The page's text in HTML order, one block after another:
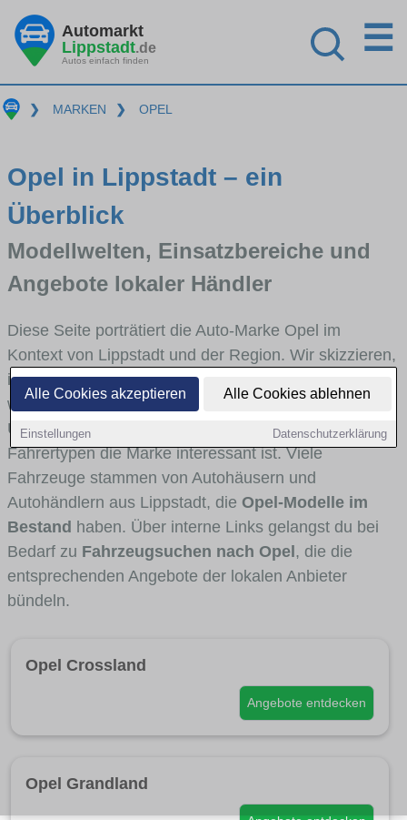
Alle Cookies akzeptieren Alle Cookies ablehnen
Einstellungen Datenschutzerklärung
Automarkt
Lippstadt.de
Autos einfach finden
☰
❯ MARKEN ❯ OPEL
Opel in Lippstadt – ein
Überblick
Modellwelten, Einsatzbereiche und
Angebote lokaler Händler
Diese Seite porträtiert die Auto-Marke Opel im
Kontext von Lippstadt und der Region. Wir skizzieren,
in welchen Fahrzeugklassen Opel stark vertreten ist,
welche Modellreihen häufig im Stadt- und
Umlandverkehr zu sehen sind und für welche
Fahrertypen die Marke interessant ist. Viele
Fahrzeuge stammen von Autohäusern und
Autohändlern aus Lippstadt, die Opel-Modelle im
Bestand haben. Über interne Links gelangst du bei
Bedarf zu Fahrzeugsuchen nach Opel, die die
entsprechenden Angebote der lokalen Anbieter
bündeln.
Opel Crossland
Angebote entdecken
Opel Grandland